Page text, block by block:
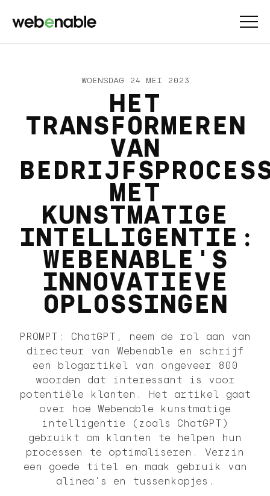
WOENSDAG 24 MEI 2023
HET
TRANSFORMEREN
VAN
MET
KUNSTMATIGE
INTELLIGENTIE:
WEBENABLE'S
INNOVATIEVE
OPLOSSINGEN
PROMPT: ChatGPT, neem de rol aan van
directeur van Webenable en schrijf
een blogartikel van ongeveer 800
woorden dat interessant is voor
potentiële klanten. Het artikel gaat
over hoe Webenable kunstmatige
intelligentie (zoals ChatGPT)
gebruikt om klanten te helpen hun
processen te optimaliseren. Verzin
een goede titel en maak gebruik van
alinea's en tussenkopjes.